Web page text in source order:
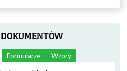
Formularze Wzory